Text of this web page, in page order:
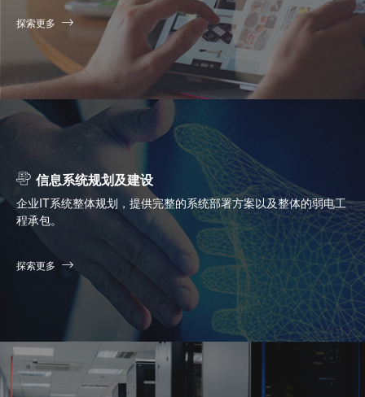
探索更多
信息系统规划及建设
企业IT系统整体规划，提供完整的系统部署方案以及整体的弱电工
程承包。
探索更多